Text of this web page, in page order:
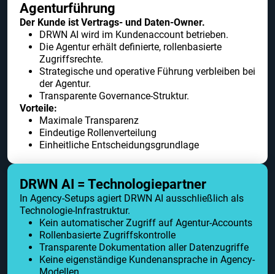
Agenturführung
Der Kunde ist Vertrags- und Daten-Owner.
DRWN AI wird im Kundenaccount betrieben.
Die Agentur erhält definierte, rollenbasierte
Zugriffsrechte.
Strategische und operative Führung verbleiben bei
der Agentur.
Transparente Governance-Struktur.
Vorteile:
Maximale Transparenz
Eindeutige Rollenverteilung
Einheitliche Entscheidungsgrundlage
DRWN AI = Technologiepartner
In Agency-Setups agiert DRWN AI ausschließlich als
Technologie-Infrastruktur.
Kein automatischer Zugriff auf Agentur-Accounts
Rollenbasierte Zugriffskontrolle
Transparente Dokumentation aller Datenzugriffe
Keine eigenständige Kundenansprache in Agency-